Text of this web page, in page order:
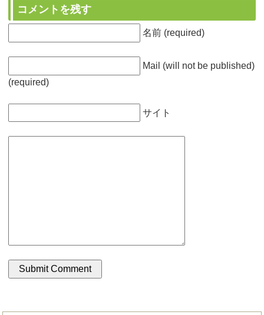
コメントを残す
名前 (required)
Mail (will not be published)
(required)
サイト